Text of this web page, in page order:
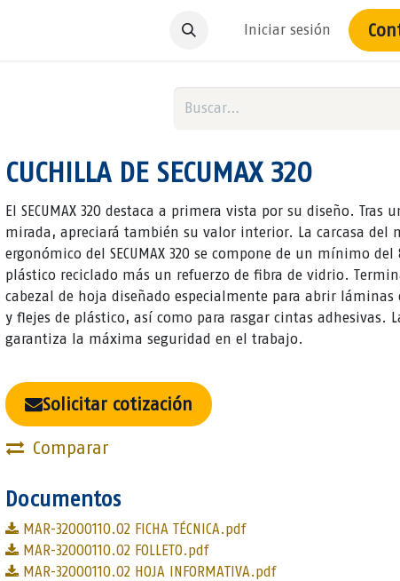
Iniciar sesión
CUCHILLA DE SECUMAX 320
El SECUMAX 320 destaca a primera vista por su diseño. Tras
mirada, apreciará también su valor interior. La carcasa del
ergonómico del SECUMAX 320 se compone de un mínimo del
plástico reciclado más un refuerzo de fibra de vidrio.
cabezal de hoja diseñado especialmente para abrir láminas
y flejes de plástico, así como para rasgar cintas adhesivas.
garantiza la máxima seguridad en el trabajo.
Solicitar cotización
Comparar
Documentos
MAR-32000110.02 FICHA TÉCNICA.pdf
MAR-32000110.02 FOLLETO.pdf
MAR-32000110.02 HOJA INFORMATIVA.pdf